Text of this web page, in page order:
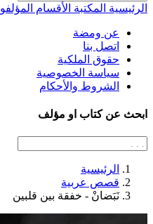
الرئيسية المكتبة الأقسام
عن ومضة
اتصل بنا
حقوق الملكية
سياسة الخصوصية
الشروط والأحكام
ابحث عن كتاب او مؤلف
الرئيسية
قصص عربية
نَبَضانْ - خفقة بين قلبين